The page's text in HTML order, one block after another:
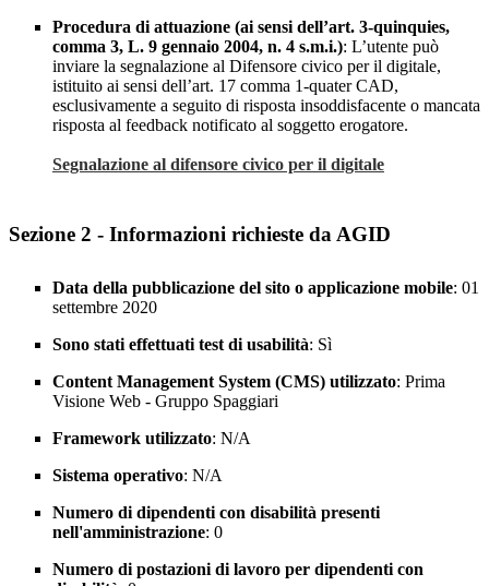
Procedura di attuazione (ai sensi dell’art. 3-quinquies,
comma 3, L. 9 gennaio 2004, n. 4 s.m.i.): L’utente può
inviare la segnalazione al Difensore civico per il digitale,
istituito ai sensi dell’art. 17 comma 1-quater CAD,
esclusivamente a seguito di risposta insoddisfacente o mancata
risposta al feedback notificato al soggetto erogatore.
Segnalazione al difensore civico per il digitale
Sezione 2 - Informazioni richieste da AGID
Data della pubblicazione del sito o applicazione mobile: 01
settembre 2020
Sono stati effettuati test di usabilità: Sì
Content Management System (CMS) utilizzato: Prima
Visione Web - Gruppo Spaggiari
Framework utilizzato: N/A
Sistema operativo: N/A
Numero di dipendenti con disabilità presenti
nell'amministrazione: 0
Numero di postazioni di lavoro per dipendenti con